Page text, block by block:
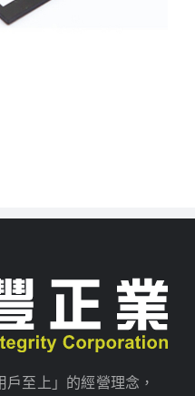
至上」的經營理念，